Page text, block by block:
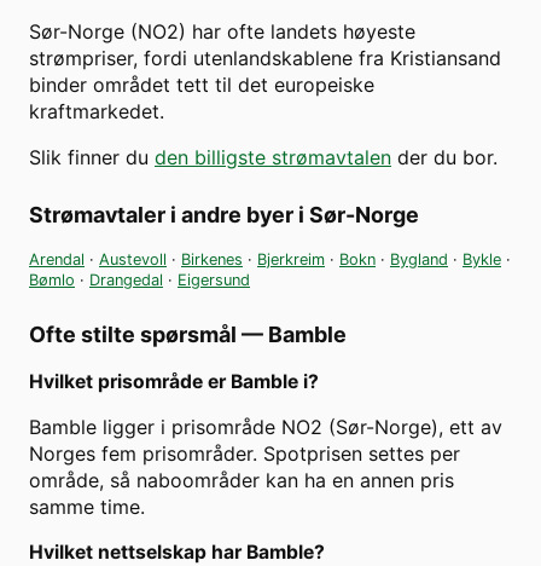
Sør-Norge (NO2) har ofte landets høyeste
strømpriser, fordi utenlandskablene fra Kristiansand
binder området tett til det europeiske
kraftmarkedet.
Slik finner du den billigste strømavtalen der du bor.
Strømavtaler i andre byer i Sør-Norge
Arendal · Austevoll · Birkenes · Bjerkreim · Bokn · Bygland · Bykle ·
Bømlo · Drangedal · Eigersund
Ofte stilte spørsmål — Bamble
Hvilket prisområde er Bamble i?
Bamble ligger i prisområde NO2 (Sør-Norge), ett av
Norges fem prisområder. Spotprisen settes per
område, så naboområder kan ha en annen pris
samme time.
Hvilket nettselskap har Bamble?